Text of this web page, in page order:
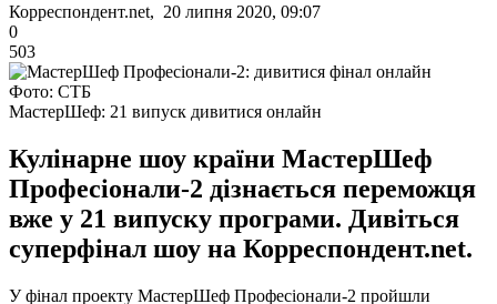
Корреспондент.net, 20 липня 2020, 09:07
0
503
Фото: СТБ
МастерШеф: 21 випуск дивитися онлайн
Кулінарне шоу країни МастерШеф
Професіонали-2 дізнається переможця
вже у 21 випуску програми. Дивіться
суперфінал шоу на Корреспондент.net.
У фінал проекту МастерШеф Професіонали-2 пройшли